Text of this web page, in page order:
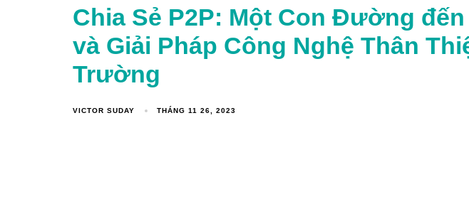
Chia Sẻ P2P: Một Con Đường
và Giải Pháp Công Nghệ Thân
Trường
VICTOR SUDAY THÁNG 11 26, 2023